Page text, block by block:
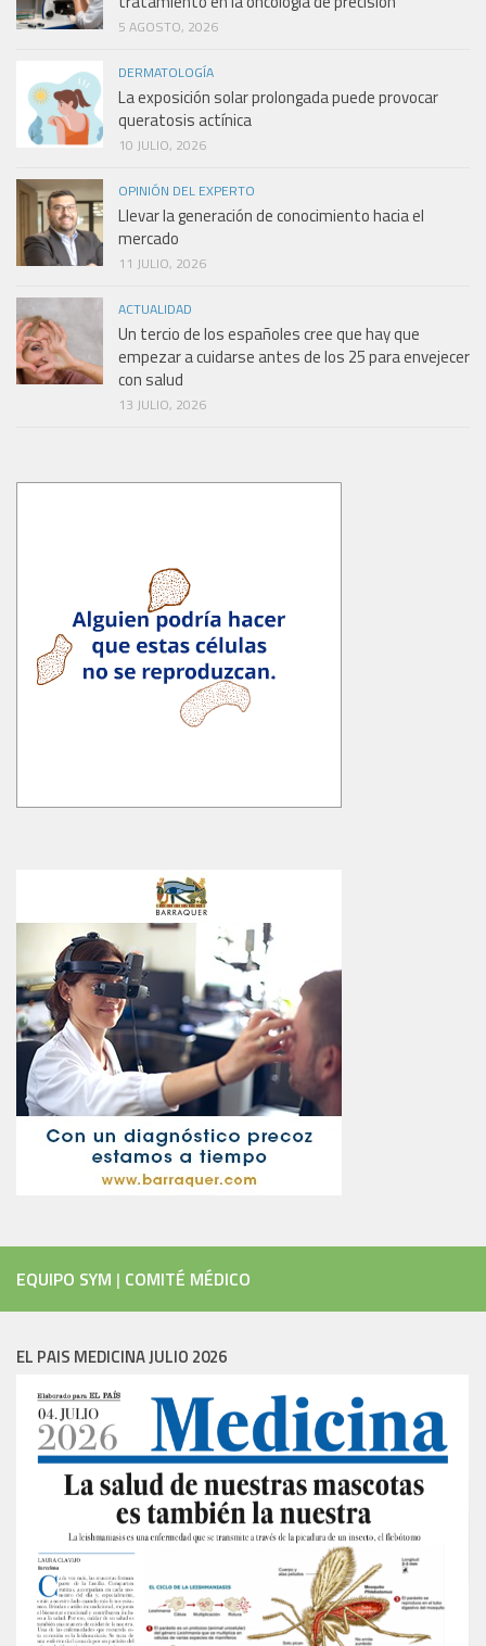
5 AGOSTO, 2026
DERMATOLOGÍA
La exposición solar prolongada puede provocar
queratosis actínica
10 JULIO, 2026
OPINIÓN DEL EXPERTO
Llevar la generación de conocimiento hacia el
mercado
11 JULIO, 2026
ACTUALIDAD
Un tercio de los españoles cree que hay que
empezar a cuidarse antes de los 25 para envejecer
con salud
13 JULIO, 2026
EQUIPO SYM | COMITÉ MÉDICO
EL PAIS MEDICINA JULIO 2026